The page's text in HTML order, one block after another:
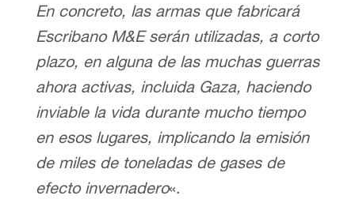
En concreto, las armas que fabricará
Escribano M&E serán utilizadas, a corto
plazo, en alguna de las muchas guerras
ahora activas, incluida Gaza, haciendo
inviable la vida durante mucho tiempo
en esos lugares, implicando la emisión
de miles de toneladas de gases de
efecto invernadero«.